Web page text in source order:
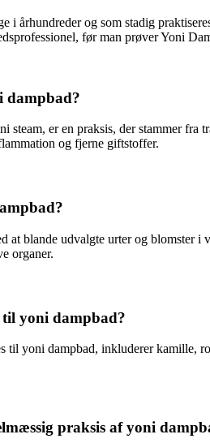
i århundreder og som stadig
før man prøver Yoni
dampbad?
steam, er en praksis, der stammer
og fjerne giftstoffer.
at blande udvalgte urter og blomster
organer.
yoni dampbad?
til yoni dampbad, inkluderer kamille,
praksis af yoni